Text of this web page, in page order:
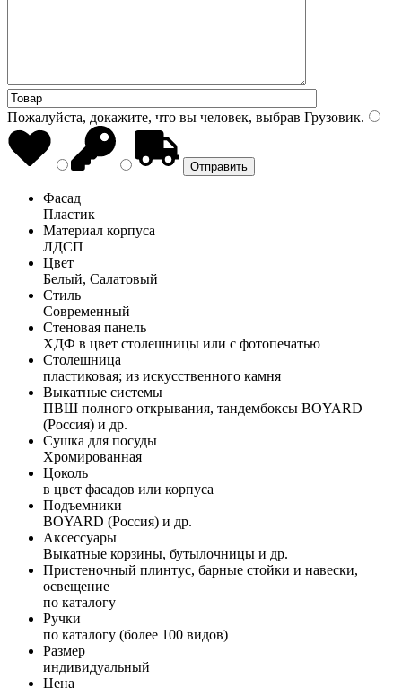
Пожалуйста, докажите, что вы человек, выбрав Грузовик.
Фасад
Пластик
Материал корпуса
ЛДСП
Цвет
Белый, Салатовый
Стиль
Современный
Стеновая панель
ХДФ в цвет столешницы или с фотопечатью
Столешница
пластиковая; из искусственного камня
Выкатные системы
ПВШ полного открывания, тандембоксы BOYARD
(Россия) и др.
Сушка для посуды
Хромированная
Цоколь
в цвет фасадов или корпуса
Подъемники
BOYARD (Россия) и др.
Аксессуары
Выкатные корзины, бутылочницы и др.
Пристеночный плинтус, барные стойки и навески,
освещение
по каталогу
Ручки
по каталогу (более 100 видов)
Размер
индивидуальный
Цена